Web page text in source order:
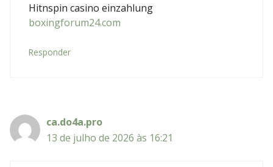
Hitnspin casino einzahlung
boxingforum24.com
Responder
ca.do4a.pro
13 de julho de 2026 às 16:21